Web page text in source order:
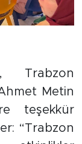
Trabzon
Metin
teşekkür
“Trabzon